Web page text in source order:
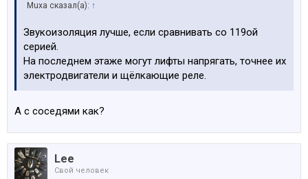
Muxa сказал(а): ↑
Звукоизоляция лучше, если сравнивать со 119ой
серией.
На последнем этаже могут лифты напрягать, точнее их
электродвигатели и щёлкающие реле.
А с соседями как?
Lee
Свой человек